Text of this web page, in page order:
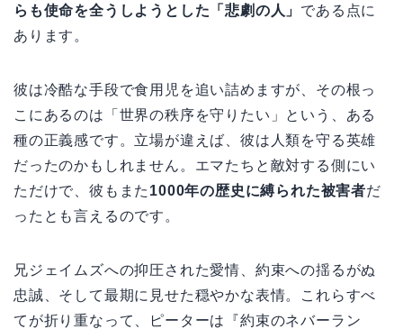
らも使命を全うしようとした「悲劇の人」 である点に
あります。
彼は冷酷な手段で食用児を追い詰めますが、その根っ
こにあるのは「世界の秩序を守りたい」という、ある
種の正義感です。立場が違えば、彼は人類を守る英雄
だったのかもしれません。エマたちと敵対する側にい
ただけで、彼もまた 1000年の歴史に縛られた被害者だ
ったとも言えるのです。
兄ジェイムズへの抑圧された愛情、約束への揺るがぬ
忠誠、そして最期に見せた穏やかな表情。これらすべ
てが折り重なって、ピーターは『約束のネバーラン